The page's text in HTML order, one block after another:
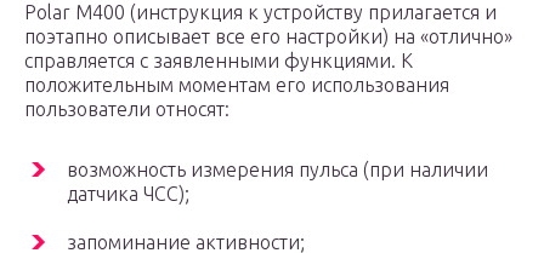
Polar M400 (инструкция к устройству прилагается и
поэтапно описывает все его настройки) на «отлично»
справляется с заявленными функциями. К
положительным моментам его использования
пользователи относят:
возможность измерения пульса (при наличии
датчика ЧСС);
запоминание активности;